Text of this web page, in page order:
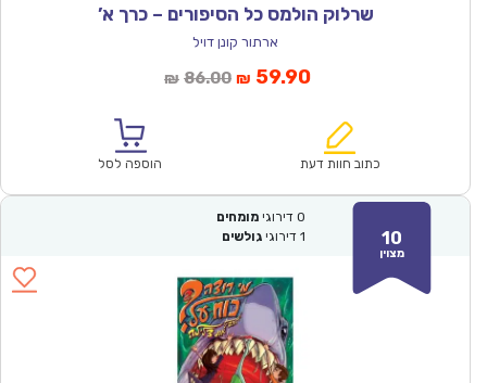
שרלוק הולמס כל הסיפורים – כרך א’
ארתור קונן דויל
₪ 86.00המחיר
₪86.00.
₪ 59.90המחיר
הוא:
כתוב חוות דעת הוספה לסל
10
מצוין
0 דירוגי מומחים
1 דירוגי גולשים